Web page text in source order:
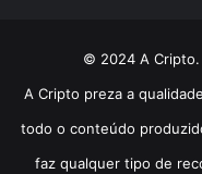
© 2024 A
A Cripto preza a
todo o conteúdo
faz qualquer tipo de